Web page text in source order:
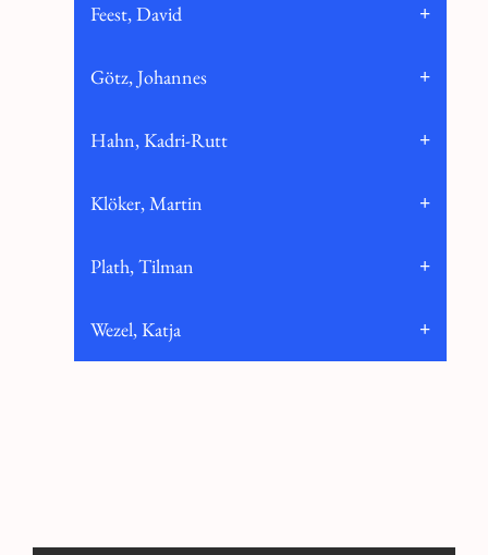
Feest, David
Götz, Johannes
Hahn, Kadri-Rutt
Klöker, Martin
Plath, Tilman
Wezel, Katja